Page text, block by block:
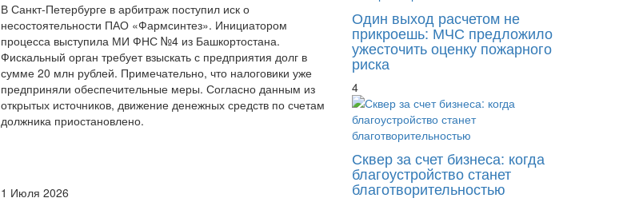
В Санкт-Петербурге в арбитраж поступил иск о
несостоятельности ПАО «Фармсинтез». Инициатором
процесса выступила МИ ФНС №4 из Башкортостана.
Фискальный орган требует взыскать с предприятия долг в
сумме 20 млн рублей. Примечательно, что налоговики уже
предприняли обеспечительные меры. Согласно данным из
открытых источников, движение денежных средств по счетам
должника приостановлено.
1 Июля 2026
Один выход расчетом не
прикроешь: МЧС предложило
ужесточить оценку пожарного
риска
4
Сквер за счет бизнеса: когда
благоустройство станет
благотворительностью